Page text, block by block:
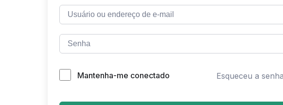
Mantenha-me conectado Esqueceu a